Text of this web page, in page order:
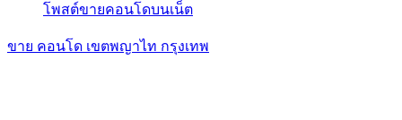
โพสต์ขายคอนโดบนเน็ต
ขาย คอนโด เขตพญาไท กรุงเทพ